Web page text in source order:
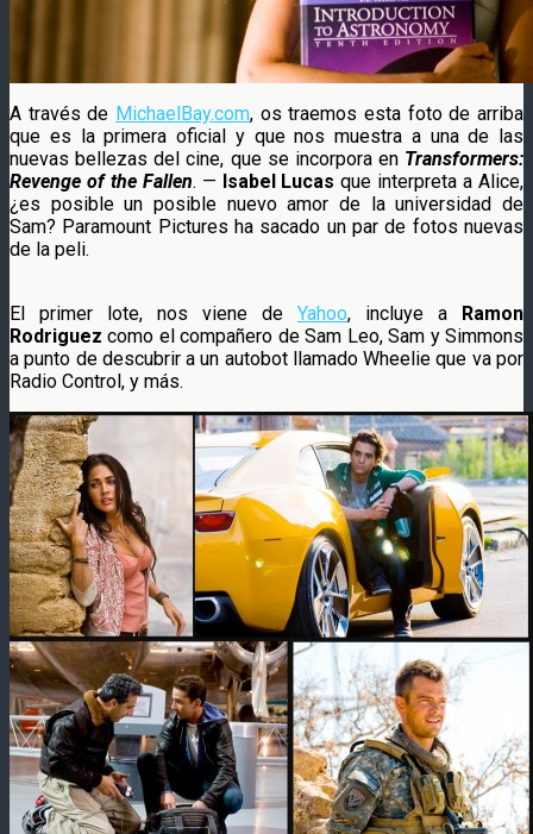
A través de MichaelBay.com, os traemos esta foto de arriba
que es la primera oficial y que nos muestra a una de las
nuevas bellezas del cine, que se incorpora en Transformers:
Revenge of the Fallen. — Isabel Lucas que interpreta a Alice,
¿es posible un posible nuevo amor de la universidad de
Sam? Paramount Pictures ha sacado un par de fotos nuevas
de la peli.
El primer lote, nos viene de Yahoo, incluye a Ramon
Rodriguez como el compañero de Sam Leo, Sam y Simmons
a punto de descubrir a un autobot llamado Wheelie que va por
Radio Control, y más.